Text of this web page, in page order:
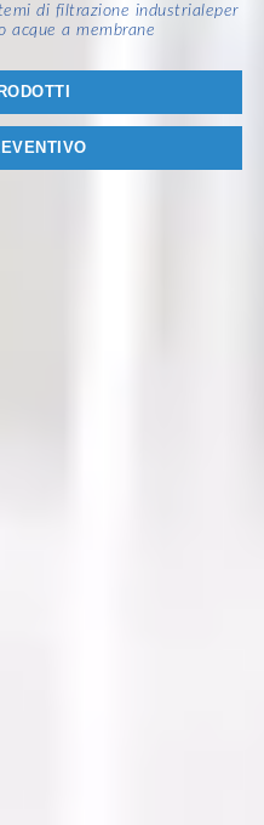
di filtrazione industrialeper
a membrane